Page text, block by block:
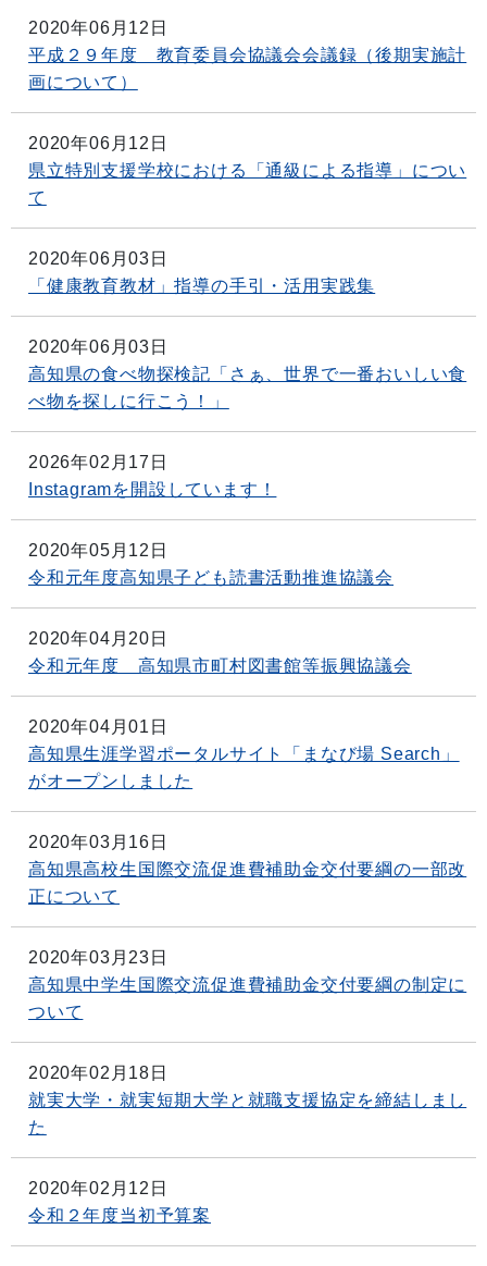
2020年06月12日
平成２９年度 教育委員会協議会会議録（後期実施計
画について）
2020年06月12日
県立特別支援学校における「通級による指導」につい
て
2020年06月03日
「健康教育教材」指導の手引・活用実践集
2020年06月03日
高知県の食べ物探検記「さぁ、世界で一番おいしい食
べ物を探しに行こう！」
2026年02月17日
Instagramを開設しています！
2020年05月12日
令和元年度高知県子ども読書活動推進協議会
2020年04月20日
令和元年度 高知県市町村図書館等振興協議会
2020年04月01日
高知県生涯学習ポータルサイト「まなび場 Search」
がオープンしました
2020年03月16日
高知県高校生国際交流促進費補助金交付要綱の一部改
正について
2020年03月23日
高知県中学生国際交流促進費補助金交付要綱の制定に
ついて
2020年02月18日
就実大学・就実短期大学と就職支援協定を締結しまし
た
2020年02月12日
令和２年度当初予算案